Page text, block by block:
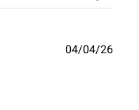
Date
04/04/26